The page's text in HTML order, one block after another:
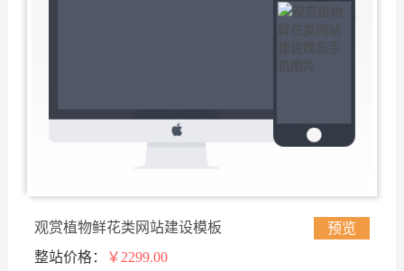
观赏植物鲜花类网站建设模板
预览
整站价格：
￥2299.00